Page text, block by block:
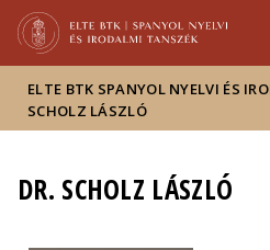
Hírek
ELTE
ELTE BTK SPANYOL NYELVI ÉS
SCHOLZ LÁSZLÓ
DR. SCHOLZ LÁSZLÓ